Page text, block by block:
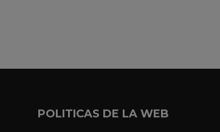
POLITICAS DE LA WEB